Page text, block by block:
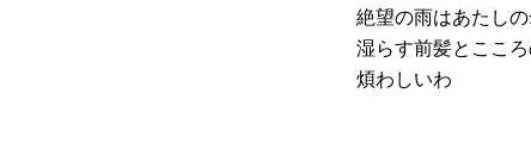
絶望の雨はあたし
湿らす前髪とここ
煩わしいわ